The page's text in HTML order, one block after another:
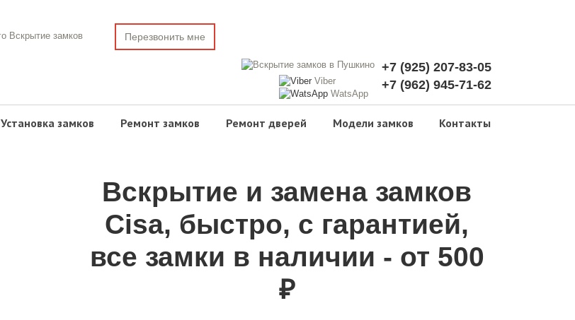
Перезвонить мне
+7 (925) 207-83-05
+7 (962) 945-71-62
Viber
WatsApp
Установка замков Ремонт замков Ремонт дверей Модели замков Контакты
Вскрытие и замена замков
Cisa, быстро, с гарантией,
все замки в наличии - от 500
₽